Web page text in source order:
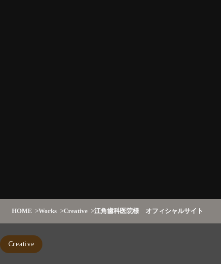
HOME Works Creative 江角歯科医院様 オフィシャルサイト
Creative